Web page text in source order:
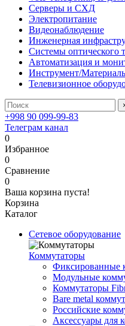
Серверы и СХД
Электропитание
Видеонаблюдение
Инженерная
Системы оптического
Автоматизация и
Инструмент/
Телевизионное
+998 90 099-99-83
Телеграм канал
0
Избранное
0
Сравнение
0
Ваша корзина пуста!
Корзина
Каталог
Сетевое оборудование
Коммутаторы
Фиксированные
Модульные
Коммутаторы
Bare metal
Российские
Аксессуары для